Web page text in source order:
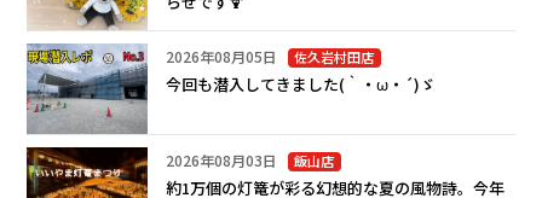
2026年08月05日 佐久岩村田店
今回も潜入してきました(｀・ω・´)ゞ
2026年08月03日 飯山店
約1万個の灯篭が彩る幻想的な夏の風物詩。今年